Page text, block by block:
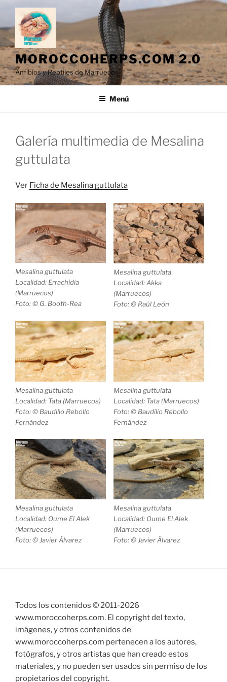
Saltar
contenido
MOROCCOHERPS.COM 2.0
Anfibios y Reptiles de Marruecos
Menú
Galería multimedia de Mesalina
guttulata
Ver Ficha de Mesalina guttulata
Mesalina guttulata
Localidad: Errachidia
(Marruecos)
Foto: © G. Booth-Rea
Mesalina guttulata
Localidad: Akka
(Marruecos)
Foto: © Raúl León
Mesalina guttulata
Localidad: Tata (Marruecos)
Foto: © Baudilio Rebollo
Fernández
Mesalina guttulata
Localidad: Tata (Marruecos)
Foto: © Baudilio Rebollo
Fernández
Mesalina guttulata
Localidad: Oume El Alek
(Marruecos)
Foto: © Javier Álvarez
Mesalina guttulata
Localidad: Oume El Alek
(Marruecos)
Foto: © Javier Álvarez
Todos los contenidos © 2011-2026
www.moroccoherps.com. El copyright del texto,
imágenes, y otros contenidos de
www.moroccoherps.com pertenecen a los autores,
fotógrafos, y otros artistas que han creado estos
materiales, y no pueden ser usados sin permiso de los
propietarios del copyright.